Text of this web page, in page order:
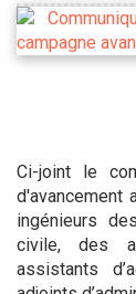
Ci-joint le
d'avancement
ingénieurs
civile, des
assistants